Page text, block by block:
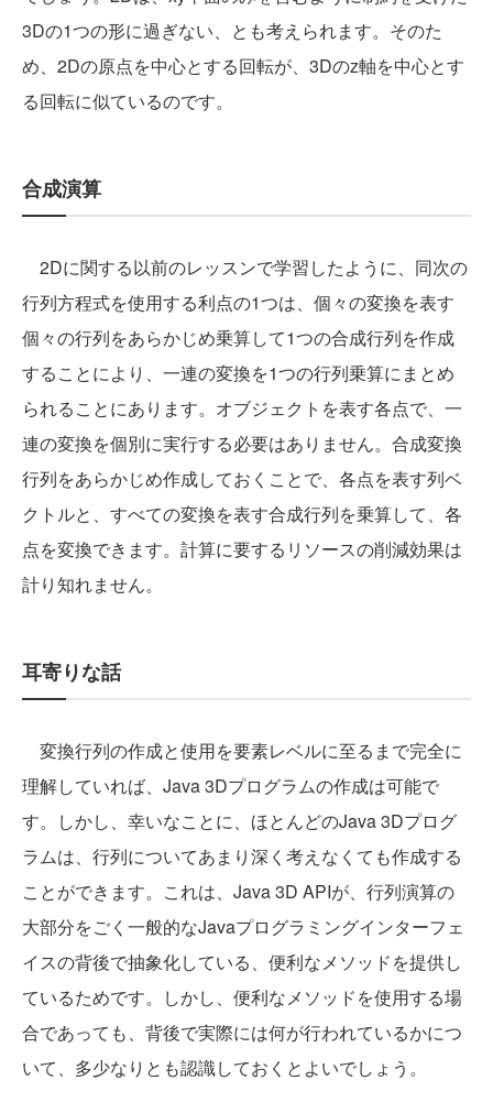
3Dの1つの形に過ぎない、とも考えられます。そのた
め、2Dの原点を中心とする回転が、3Dのz軸を中心とす
る回転に似ているのです。
合成演算
2Dに関する以前のレッスンで学習したように、同次の
行列方程式を使用する利点の1つは、個々の変換を表す
個々の行列をあらかじめ乗算して1つの合成行列を作成
することにより、一連の変換を1つの行列乗算にまとめ
られることにあります。オブジェクトを表す各点で、一
連の変換を個別に実行する必要はありません。合成変換
行列をあらかじめ作成しておくことで、各点を表す列ベ
クトルと、すべての変換を表す合成行列を乗算して、各
点を変換できます。計算に要するリソースの削減効果は
計り知れません。
耳寄りな話
変換行列の作成と使用を要素レベルに至るまで完全に
理解していれば、Java 3Dプログラムの作成は可能で
す。しかし、幸いなことに、ほとんどのJava 3Dプログ
ラムは、行列についてあまり深く考えなくても作成する
ことができます。これは、Java 3D APIが、行列演算の
大部分をごく一般的なJavaプログラミングインターフェ
イスの背後で抽象化している、便利なメソッドを提供し
ているためです。しかし、便利なメソッドを使用する場
合であっても、背後で実際には何が行われているかにつ
いて、多少なりとも認識しておくとよいでしょう。